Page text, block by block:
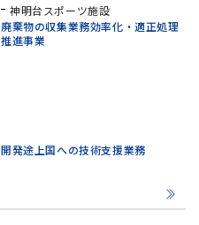
神明台スポーツ施設
廃棄物の収集業務効率化・適正処理
推進事業
開発途上国への技術支援業務